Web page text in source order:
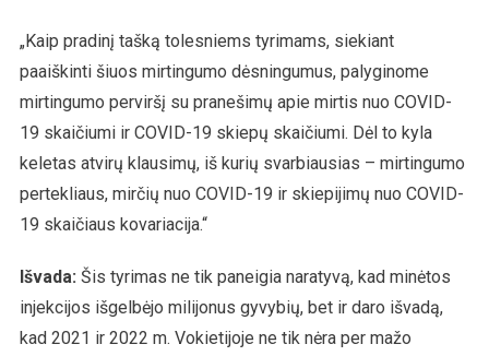
„Kaip pradinį tašką tolesniems tyrimams, siekiant
paaiškinti šiuos mirtingumo dėsningumus, palyginome
mirtingumo perviršį su pranešimų apie mirtis nuo COVID-
19 skaičiumi ir COVID-19 skiepų skaičiumi. Dėl to kyla
keletas atvirų klausimų, iš kurių svarbiausias – mirtingumo
pertekliaus, mirčių nuo COVID-19 ir skiepijimų nuo COVID-
19 skaičiaus kovariacija.“
Išvada: Šis tyrimas ne tik paneigia naratyvą, kad minėtos
injekcijos išgelbėjo milijonus gyvybių, bet ir daro išvadą,
kad 2021 ir 2022 m. Vokietijoje ne tik nėra per mažo